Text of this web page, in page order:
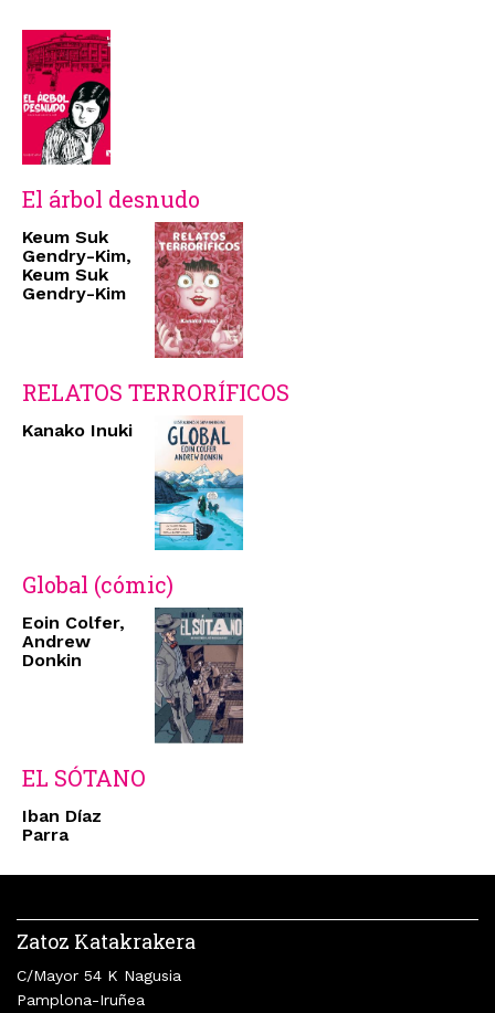
El árbol desnudo
Keum Suk
Gendry-Kim,
Keum Suk
Gendry-Kim
RELATOS TERRORÍFICOS
Kanako Inuki
Global (cómic)
Eoin Colfer,
Andrew
Donkin
EL SÓTANO
Iban Díaz
Parra
Zatoz Katakrakera
C/Mayor 54 K Nagusia
Pamplona-Iruñea